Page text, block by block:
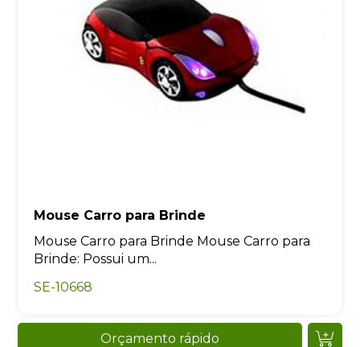
Mouse Carro para Brinde
Mouse Carro para Brinde Mouse Carro para
Brinde: Possui um...
SE-10668
Orçamento rápido